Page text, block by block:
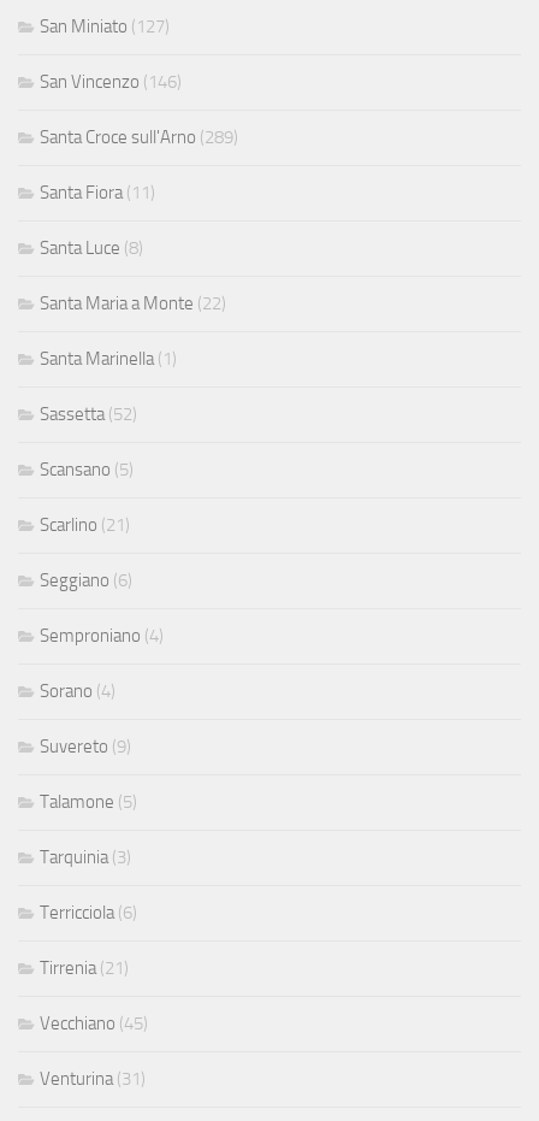
San Miniato (127)
San Vincenzo (146)
Santa Croce sull'Arno (289)
Santa Fiora (11)
Santa Luce (8)
Santa Maria a Monte (22)
Santa Marinella (1)
Sassetta (52)
Scansano (5)
Scarlino (21)
Seggiano (6)
Semproniano (4)
Sorano (4)
Suvereto (9)
Talamone (5)
Tarquinia (3)
Terricciola (6)
Tirrenia (21)
Vecchiano (45)
Venturina (31)